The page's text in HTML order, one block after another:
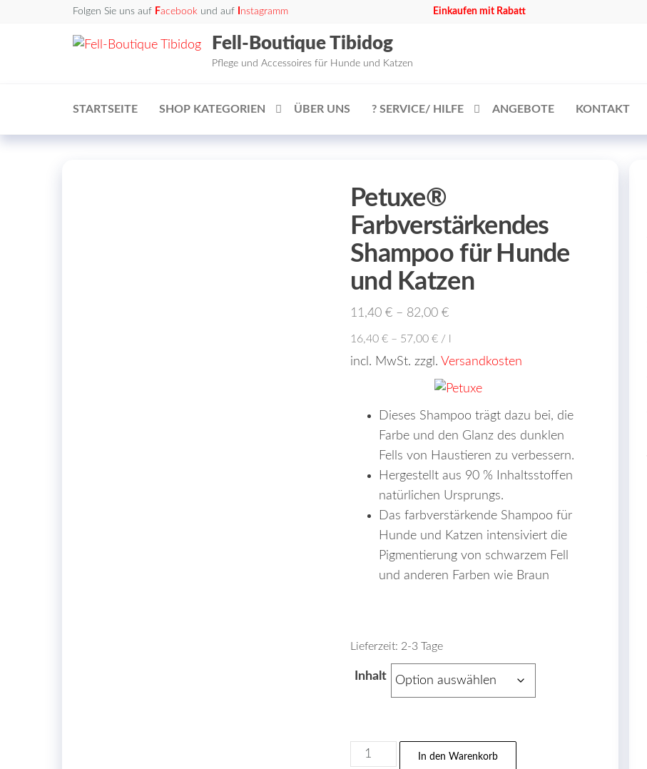
Folgen Sie uns auf Facebook und auf nstagramm Einkaufen mit Rabatt
Fell-Boutique Tibidog
Pflege und Accessoires für Hunde und Katzen
STARTSEITE SHOP KATEGORIEN ÜBER UNS ? SERVICE/ HILFE ANGEBOTE KONTAKT
Petuxe®
Farbverstärkendes
Shampoo für Hunde
und Katzen
11,40 € – 82,00 €
16,40 € – 57,00 € /
incl. MwSt. zzgl. Versandkosten
Dieses Shampoo trägt dazu bei, die
Farbe und den Glanz des dunklen
Fells von Haustieren zu verbessern.
Hergestellt aus 90 % Inhaltsstoffen
natürlichen Ursprungs.
Das farbverstärkende Shampoo für
Hunde und Katzen intensiviert die
Pigmentierung von schwarzem Fell
und anderen Farben wie Braun
Lieferzeit: 2-3 Tage
Inhalt
Petuxe®
In den Warenkorb